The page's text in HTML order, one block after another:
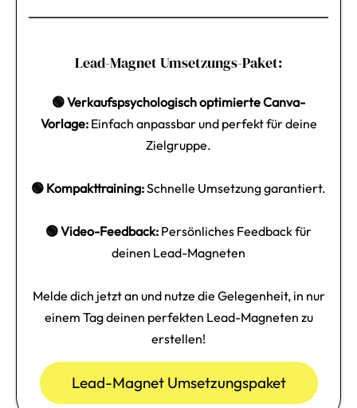
Lead-Magnet Umsetzungs-Paket:
🟢 Verkaufspsychologisch optimierte Canva-
Vorlage: Einfach anpassbar und perfekt für deine
Zielgruppe.
🟢 Kompakttraining:Schnelle Umsetzung garantiert.
🟢 Video-Feedback: Persönliches Feedback für
deinen Lead-Magneten
Melde dich jetzt an und nutze die Gelegenheit, in nur
einem Tag deinen perfekten Lead-Magneten zu
erstellen!
Lead-Magnet Umsetzungspaket